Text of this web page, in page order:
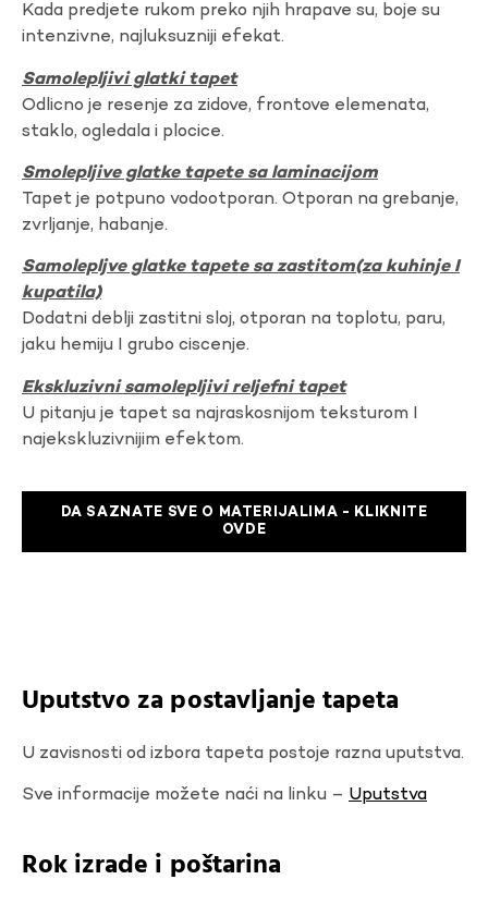
Kada predjete rukom preko njih hrapave su, boje su
intenzivne, najluksuzniji efekat.
Samolepljivi glatki tapet
Odlicno je resenje za zidove, frontove elemenata,
staklo, ogledala i plocice.
Smolepljive glatke tapete sa laminacijom
Tapet je potpuno vodootporan. Otporan na grebanje,
zvrljanje, habanje.
Samolepljve glatke tapete sa zastitom(za kuhinje I
kupatila)
Dodatni deblji zastitni sloj, otporan na toplotu, paru,
jaku hemiju I grubo ciscenje.
Ekskluzivni samolepljivi reljefni tapet
U pitanju je tapet sa najraskosnijom teksturom I
najekskluzivnijim efektom.
DA SAZNATE SVE O MATERIJALIMA - KLIKNITE
OVDE
Uputstvo za postavljanje tapeta
U zavisnosti od izbora tapeta postoje razna uputstva.
Sve informacije možete naći na linku – Uputstva
Rok izrade i poštarina